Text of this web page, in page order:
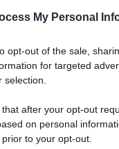
My Personal
opt-out of the sale,
for targeted
selection.
after your opt-out
on personal
to your opt-out.